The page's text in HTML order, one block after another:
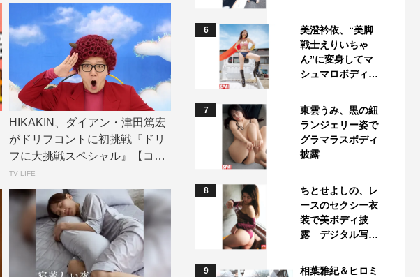
HIKAKIN、ダイアン・津田篤宏
がドリフコントに初挑戦『ドリ
フに大挑戦スペシャル』【コメ
ントあり】...
TV LIFE
6
美澄衿依、“美脚
戦士えりいちゃ
ん”に変身してマ
シュマロボディ…
7
東雲うみ、黒の紐
ランジェリー姿で
グラマラスボディ
披露
8
ちとせよしの、レ
ースのセクシー衣
装で美ボディ披
露 デジタル写…
9
相葉雅紀＆ヒロミ